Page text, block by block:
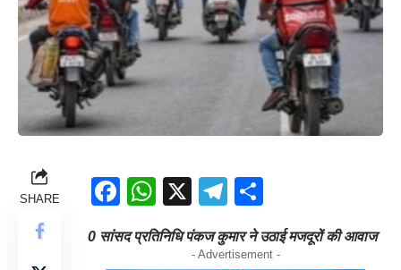
SHARE Facebook
WhatsApp
X Telegram
0 सांसद प्रतिनिधि पंकज कुमार ने उठाई मजदूरों की आवाज
- Advertisement -